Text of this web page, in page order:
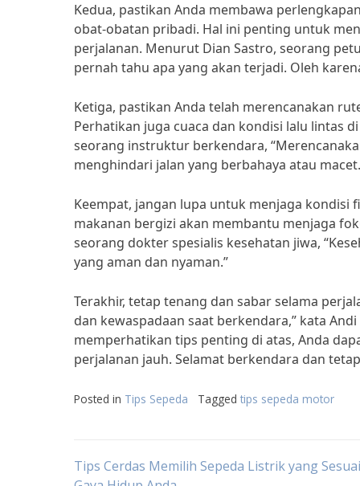
Kedua, pastikan Anda membawa
obat-obatan pribadi. Hal ini penting untuk
perjalanan. Menurut Dian Sastro, seorang
pernah tahu apa yang akan terjadi. Oleh
Ketiga, pastikan Anda telah merencanakan
Perhatikan juga cuaca dan kondisi lalu lintas
seorang instruktur berkendara,
menghindari jalan yang berbahaya atau
Keempat, jangan lupa untuk menjaga kondisi
makanan bergizi akan membantu menjaga
seorang dokter spesialis kesehatan jiwa,
yang aman dan nyaman.”
Terakhir, tetap tenang dan sabar selama
dan kewaspadaan saat berkendara,” kata
memperhatikan tips penting di atas, Anda
perjalanan jauh. Selamat berkendara dan
Posted in Tips Sepeda Tagged tips sepeda motor
Post
Tips Cerdas Memilih Sepeda Listrik yang